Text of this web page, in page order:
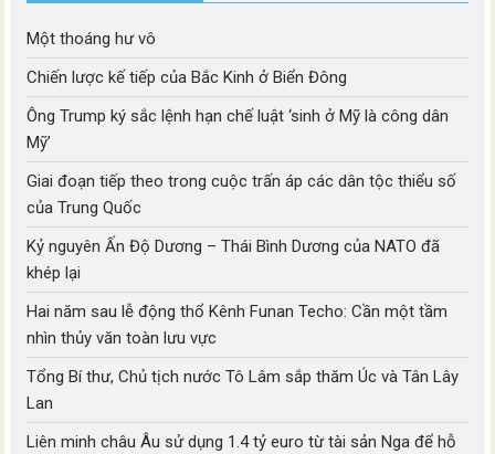
Một thoáng hư vô
Chiến lược kế tiếp của Bắc Kinh ở Biển Đông
Ông Trump ký sắc lệnh hạn chế luật ‘sinh ở Mỹ là công dân
Mỹ’
Giai đoạn tiếp theo trong cuộc trấn áp các dân tộc thiểu số
của Trung Quốc
Kỷ nguyên Ấn Độ Dương – Thái Bình Dương của NATO đã
khép lại
Hai năm sau lễ động thổ Kênh Funan Techo: Cần một tầm
nhìn thủy văn toàn lưu vực
Tổng Bí thư, Chủ tịch nước Tô Lâm sắp thăm Úc và Tân Lây
Lan
Liên minh châu Âu sử dụng 1.4 tỷ euro từ tài sản Nga để hỗ